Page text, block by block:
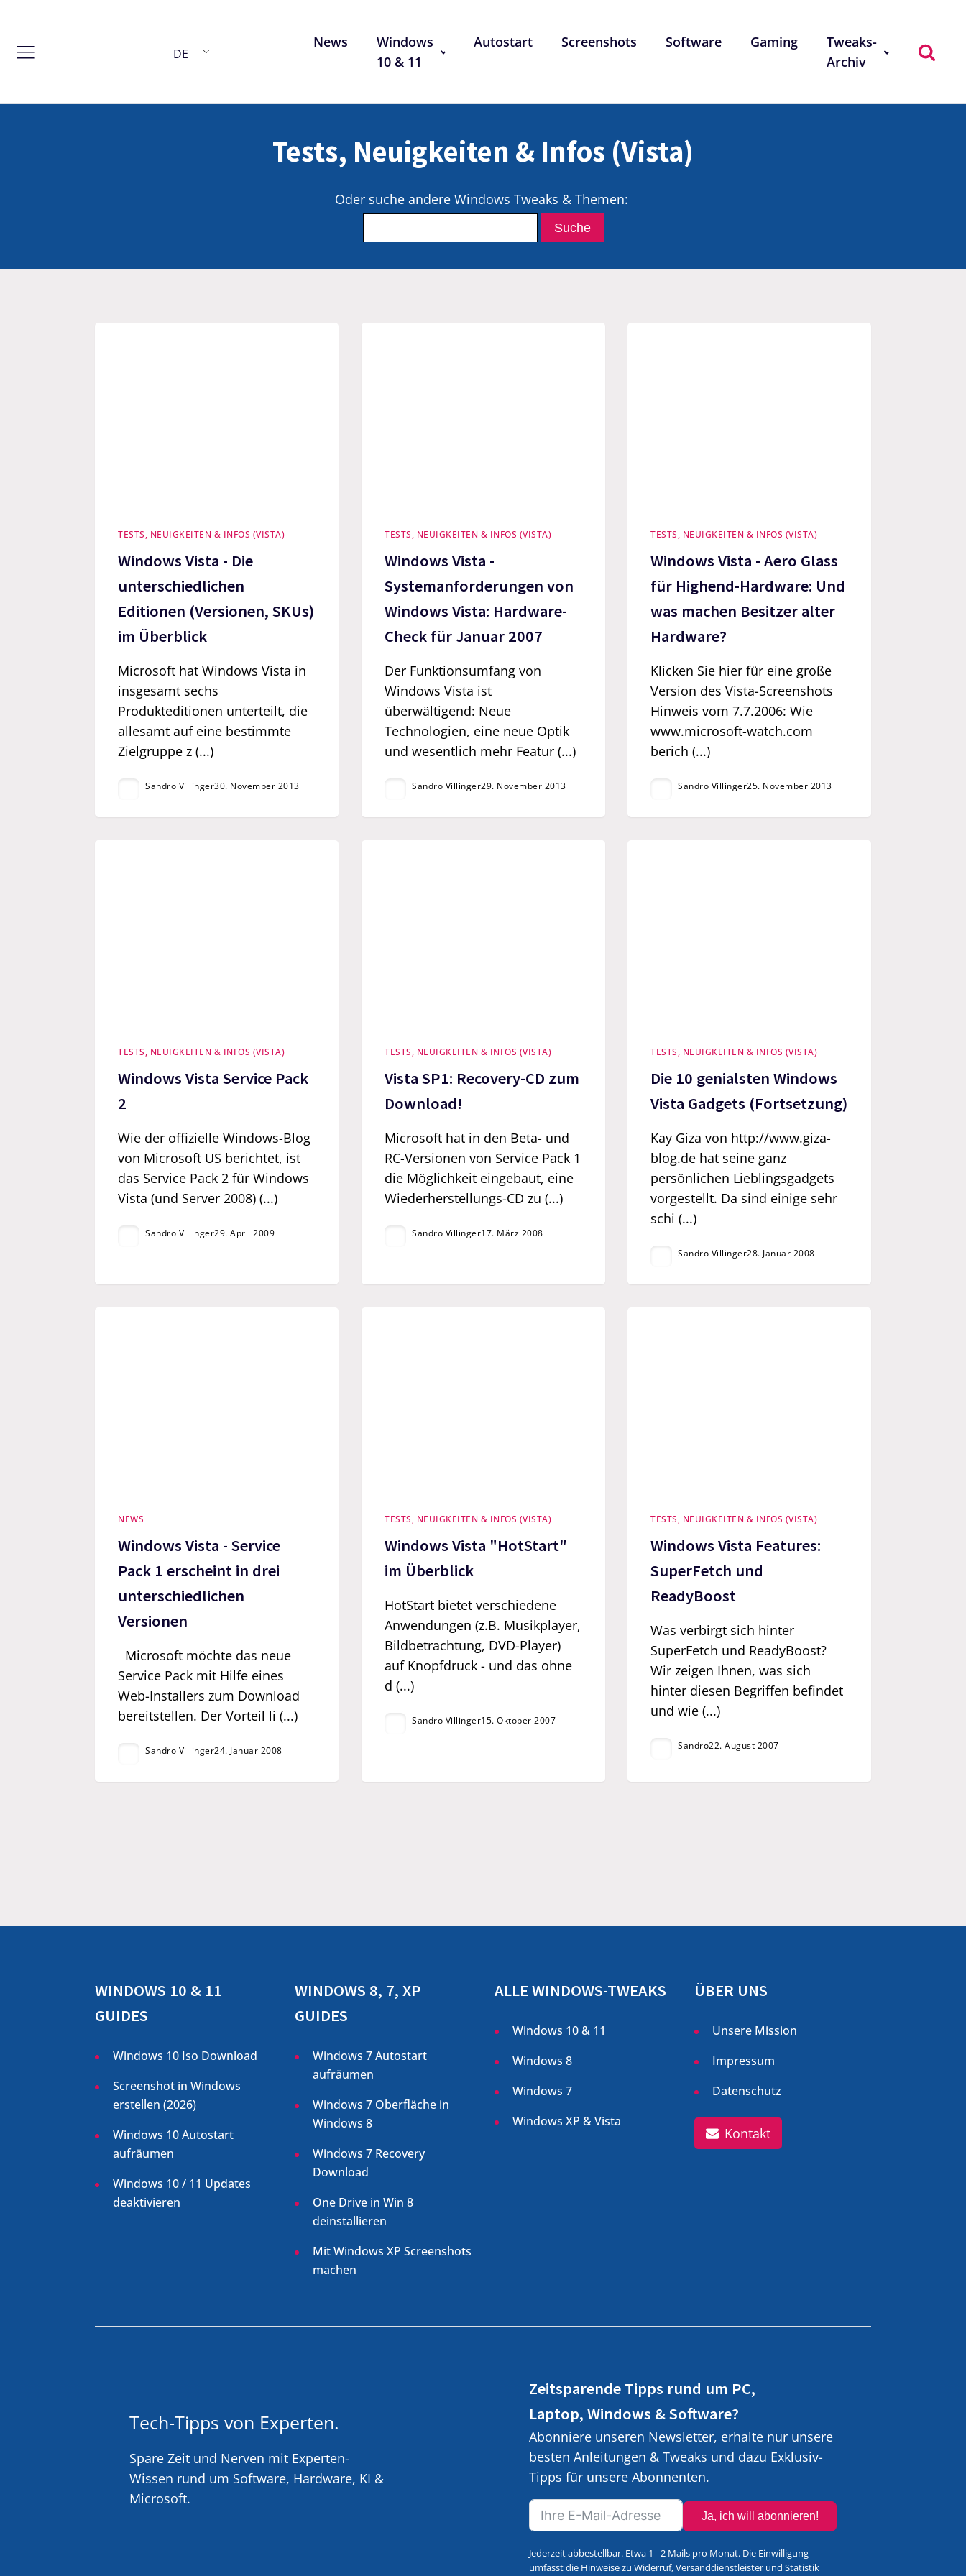
DE
News
Windows
10 & 11
Autostart Screenshots Software Gaming
Tweaks-
Archiv
Tests, Neuigkeiten & Infos (Vista)
Oder suche andere Windows Tweaks & Themen:
TESTS, NEUIGKEITEN & INFOS (VISTA)
Windows Vista - Die
unterschiedlichen
Editionen (Versionen, SKUs)
im Überblick
Microsoft hat Windows Vista in
insgesamt sechs
Produkteditionen unterteilt, die
allesamt auf eine bestimmte
Zielgruppe z (...)
Sandro Villinger30. November 2013
TESTS, NEUIGKEITEN & INFOS (VISTA)
Windows Vista -
Systemanforderungen von
Windows Vista: Hardware-
Check für Januar 2007
Der Funktionsumfang von
Windows Vista ist
überwältigend: Neue
Technologien, eine neue Optik
und wesentlich mehr Featur (...)
Sandro Villinger29. November 2013
TESTS, NEUIGKEITEN & INFOS (VISTA)
Windows Vista - Aero Glass
für Highend-Hardware: Und
was machen Besitzer alter
Hardware?
Klicken Sie hier für eine große
Version des Vista-Screenshots
Hinweis vom 7.7.2006: Wie
www.microsoft-watch.com
berich (...)
Sandro Villinger25. November 2013
TESTS, NEUIGKEITEN & INFOS (VISTA)
Windows Vista Service Pack
2
Wie der offizielle Windows-Blog
von Microsoft US berichtet, ist
das Service Pack 2 für Windows
Vista (und Server 2008) (...)
Sandro Villinger29. April 2009
TESTS, NEUIGKEITEN & INFOS (VISTA)
Vista SP1: Recovery-CD zum
Download!
Microsoft hat in den Beta- und
RC-Versionen von Service Pack 1
die Möglichkeit eingebaut, eine
Wiederherstellungs-CD zu (...)
Sandro Villinger17. März 2008
TESTS, NEUIGKEITEN & INFOS (VISTA)
Die 10 genialsten Windows
Vista Gadgets (Fortsetzung)
Kay Giza von http://www.giza-
blog.de hat seine ganz
persönlichen Lieblingsgadgets
vorgestellt. Da sind einige sehr
schi (...)
Sandro Villinger28. Januar 2008
NEWS
Windows Vista - Service
Pack 1 erscheint in drei
unterschiedlichen
Versionen
Microsoft möchte das neue
Service Pack mit Hilfe eines
Web-Installers zum Download
bereitstellen. Der Vorteil li (...)
Sandro Villinger24. Januar 2008
TESTS, NEUIGKEITEN & INFOS (VISTA)
Windows Vista "HotStart"
im Überblick
HotStart bietet verschiedene
Anwendungen (z.B. Musikplayer,
Bildbetrachtung, DVD-Player)
auf Knopfdruck - und das ohne
d (...)
Sandro Villinger15. Oktober 2007
TESTS, NEUIGKEITEN & INFOS (VISTA)
Windows Vista Features:
SuperFetch und
ReadyBoost
Was verbirgt sich hinter
SuperFetch und ReadyBoost?
Wir zeigen Ihnen, was sich
hinter diesen Begriffen befindet
und wie (...)
Sandro22. August 2007
WINDOWS 10 & 11
GUIDES
Windows 10 Iso Download
Screenshot in Windows
erstellen (2026)
Windows 10 Autostart
aufräumen
Windows 10 / 11 Updates
deaktivieren
WINDOWS 8, 7, XP
GUIDES
Windows 7 Autostart
aufräumen
Windows 7 Oberfläche in
Windows 8
Windows 7 Recovery
Download
One Drive in Win 8
deinstallieren
Mit Windows XP Screenshots
machen
ALLE WINDOWS-TWEAKS
Windows 10 & 11
Windows 8
Windows 7
Windows XP & Vista
ÜBER UNS
Unsere Mission
Impressum
Datenschutz
Kontakt
Tech-Tipps von Experten.
Spare Zeit und Nerven mit Experten-
Wissen rund um Software, Hardware, KI &
Microsoft.
Zeitsparende Tipps rund um PC,
Laptop, Windows & Software?
Abonniere unseren Newsletter, erhalte nur unsere
besten Anleitungen & Tweaks und dazu Exklusiv-
Tipps für unsere Abonnenten.
Ja, ich will abonnieren!
Jederzeit abbestellbar. Etwa 1 - 2 Mails pro Monat. Die Einwilligung
umfasst die Hinweise zu Widerruf, Versanddienstleister und Statistik